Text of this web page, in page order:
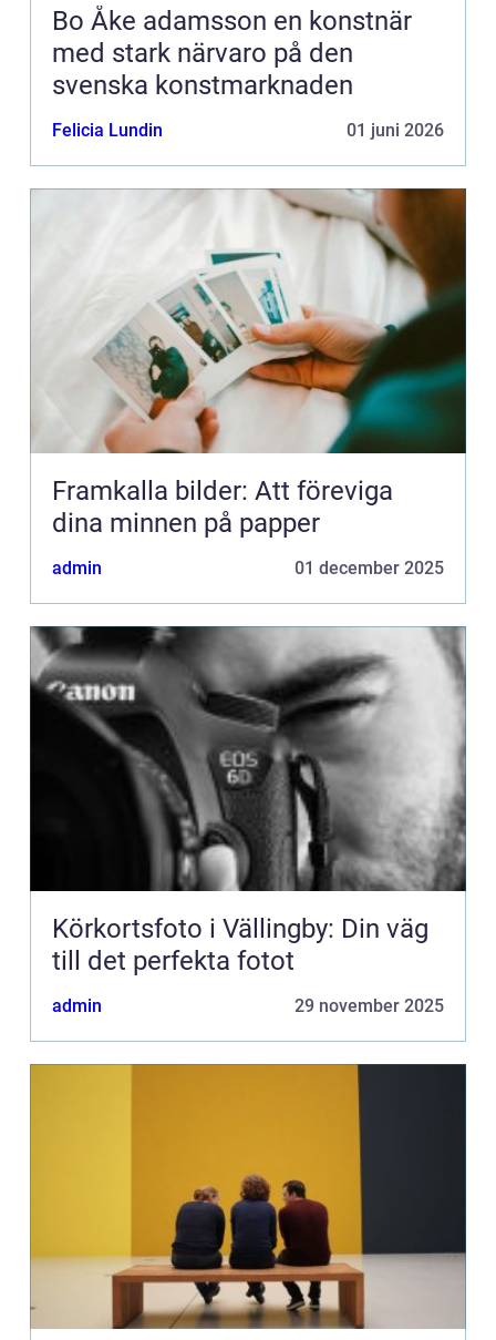
Bo Åke adamsson en konstnär
med stark närvaro på den
svenska konstmarknaden
Felicia Lundin 01 juni 2026
Framkalla bilder: Att föreviga
dina minnen på papper
admin 01 december 2025
Körkortsfoto i Vällingby: Din väg
till det perfekta fotot
admin 29 november 2025